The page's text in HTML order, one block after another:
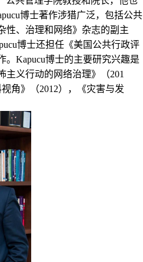
博士著作涉猎广泛，包括公共
性、治理和网络》杂志的副主
博士还担任《美国公共行政评
。Kapucu博士的主要研究兴趣是
主义行动的网络治理》（201
角》（2012），《灾害与发